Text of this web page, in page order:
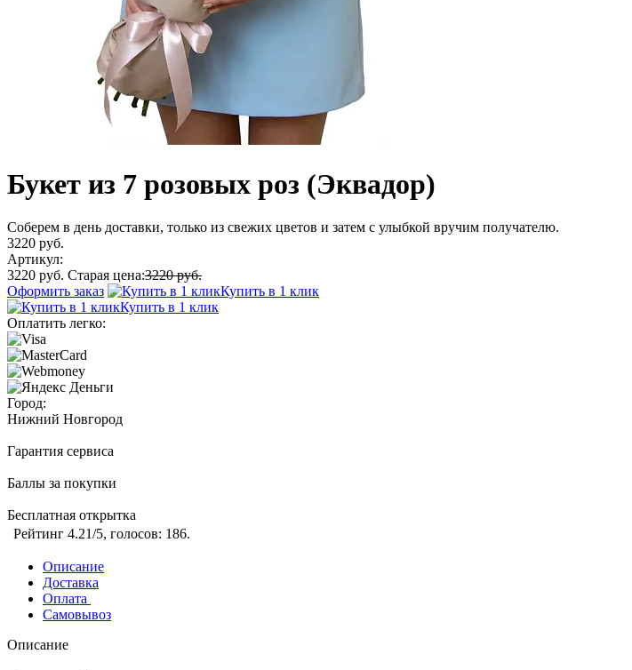
Букет из 7 розовых роз (Эквадор)
Соберем в день доставки, только из свежих цветов и затем с улыбкой вручим получателю.
3220 руб.
Артикул:
3220 руб. Старая цена:3220 руб.
Оформить заказ
Купить в 1 клик
Купить в 1 клик
Оплатить легко:
Город:
Нижний Новгород
Гарантия сервиса
Баллы за покупки
Бесплатная открытка
Рейтинг 4.21/5, голосов: 186.
Описание
Доставка
Оплата
Самовывоз
Описание